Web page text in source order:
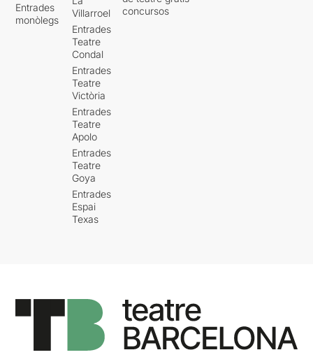
Entrades
monòlegs
Villarroel
Entrades
Teatre
Condal
Entrades
Teatre
Victòria
Entrades
Teatre
Apolo
Entrades
Teatre
Goya
Entrades
Espai
Texas
concursos